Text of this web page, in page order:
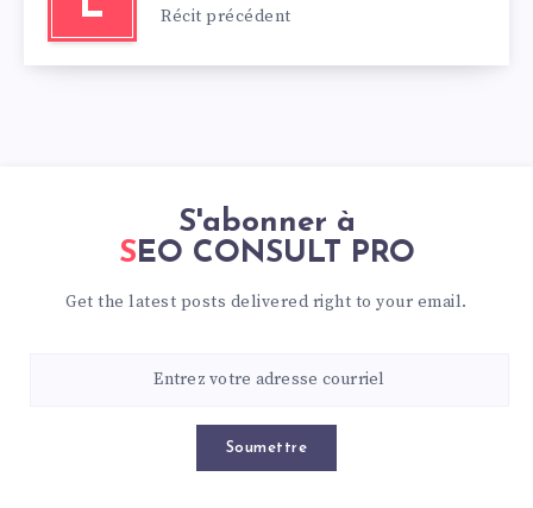
Récit précédent
S'abonner à
SEO CONSULT PRO
Get the latest posts delivered right to your email.
Soumettre